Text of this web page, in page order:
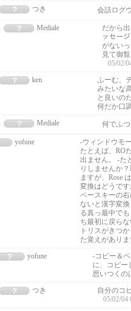
つき
会話ログ
Mediale
だから
ッセー
がない
見て御
05/02/
ken
ふーむ、
みたいな
と良いの
何だか口
Mediale
何でふ
yofune
-ウィンドウモ
たとえば、RO
出ません。 -た
りしませんか
ますが、Rose
変換はどうで
ペースキーの
ないと漢字変
る真っ最中で
ち最初に戻ら
トリスがきつ
た覚えがありま
yofune
-コピー＆
に、コピー
思いつくの
つき
自分のコ
05/02/04